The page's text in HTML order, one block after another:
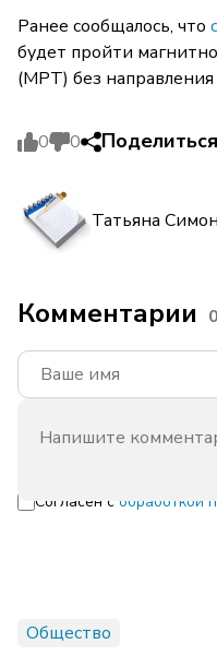
Ранее сообщалось, что
будет пройти
(МРТ) без направления
0 0 Поделиться
Татьяна
Комментарии 0
Согласен с обработкой
Общество